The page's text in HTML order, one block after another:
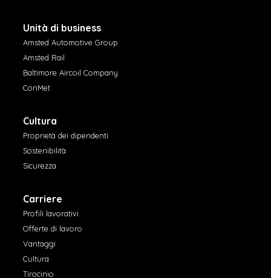
Unità di business
Amsted Automotive Group
Amsted Rail
Baltimore Aircoil Company
ConMet
Cultura
Proprietà dei dipendenti
Sostenibilità
Sicurezza
Carriere
Profili lavorativi
Offerte di lavoro
Vantaggi
Cultura
Tirocinio